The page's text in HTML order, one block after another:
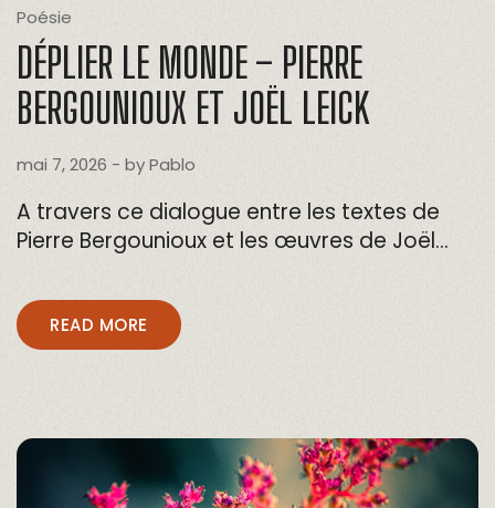
Poésie
DÉPLIER LE MONDE – PIERRE
BERGOUNIOUX ET JOËL LEICK
mai 7, 2026 - byPablo
A travers ce dialogue entre les textes de
Pierre Bergounioux et les œuvres de Joël…
READ MORE